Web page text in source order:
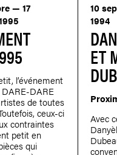
— 17
l’événement
DARE
de toutes
ceux-ci
contraintes
petit en
qui
ET
10
1994
Avec